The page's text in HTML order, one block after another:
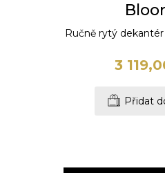
Ručně rytý
3
Přidat